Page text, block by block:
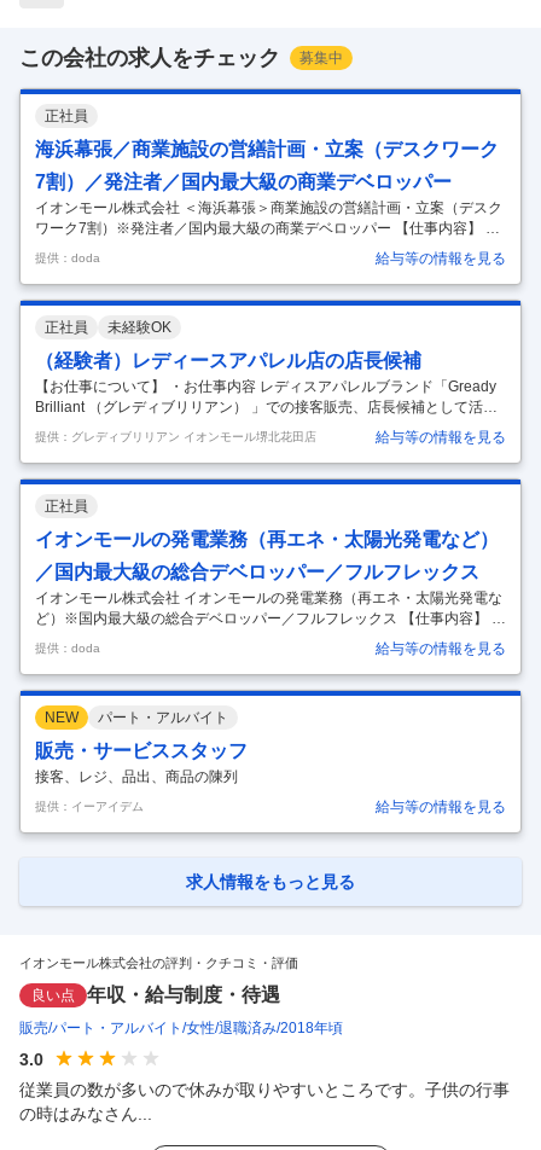
この会社の求人をチェック 募集中
正社員
海浜幕張／商業施設の営繕計画・立案（デスクワーク
7割）／発注者／国内最大級の商業デベロッパー
イオンモール株式会社 ＜海浜幕張＞商業施設の営繕計画・立案（デスク
ワーク7割）※発注者／国内最大級の商業デベロッパー 【仕事内容】 ＜
海浜幕張＞商業施設の営繕計画・立案（デスクワーク7割）※発注者／国
内最大級の商業デベロッパー 【具体的な仕事内容】 ～施工管理経験者歓
迎／脱炭素や省エネの知見がある方歓迎／残業10～20時間程度／住宅補
助制度充実／国内最大級の商業デベロッパー～ ■業務内容： 当社が展開
する商業施設の新店・増築における設備計画や既存モールの価値向上を
目的とした改修プロジェクトを発注者の立場でプロジェクトマネジメン
ト業務を担当していただきます。 ■具体的業務： ・商業施設における建
…
提供：doda 給与等の情報を見る
正社員 未経験OK
（経験者）レディースアパレル店の店長候補
【お仕事について】 ・お仕事内容 レディスアパレルブランド「Gready
Brilliant （グレディブリリアン） 」での接客販売、店長候補として活躍
してくれる方を募集します。 ＊接客・販売経験がある方の募集です。 ブ
ランクがある方もOK！ 【具体的には】 ・接客販売（お客さまの好みや
雰囲気を踏まえたうえでコーディネートのご提案） ・魅力的な売り場づ
くり ・店舗のマネジメント業務 ・スタッフの育成 ・商品管理・棚卸・
店舗清掃・整理 など 店長として幅広い業務をお任せします。 【Gready
Brilliant（グレディブリリアン）について】 高感度な大人の女性のため
のセレクトショップ。 国内外…
提供：グレディブリリアン イオンモール堺北花田店 給与等の情報を見る
正社員
イオンモールの発電業務（再エネ・太陽光発電など）
／国内最大級の総合デベロッパー／フルフレックス
イオンモール株式会社 イオンモールの発電業務（再エネ・太陽光発電な
ど）※国内最大級の総合デベロッパー／フルフレックス 【仕事内容】 イ
オンモールの発電業務（再エネ・太陽光発電など）※国内最大級の総合
デベロッパー／フルフレックス 【具体的な仕事内容】 ～国内最大級の商
業デベロッパーの発電業務ポジション／残業月10～20時間程度／フルフ
レックス／福利厚生◎～ ■採用背景： 2018年イオン脱炭素の宣言の方針
に従い、イオンモールでは「自分たちが使う電気は自分たちで地域でつ
くる」という考えに基づき、発電業務を開始しています。オンサイトと
オフサイトによる発電であり、現在は太陽光発電が中心ですが、今後は
蓄…
提供：doda 給与等の情報を見る
NEW パート・アルバイト
販売・サービススタッフ
接客、レジ、品出、商品の陳列
提供：イーアイデム 給与等の情報を見る
求人情報をもっと見る
イオンモール株式会社の評判・クチコミ・評価
良い点 年収・給与制度・待遇
販売 パート・アルバイト 女性 退職済み 2018年頃
3.0
従業員の数が多いので休みが取りやすいところです。子供の行事
の時はみなさん...